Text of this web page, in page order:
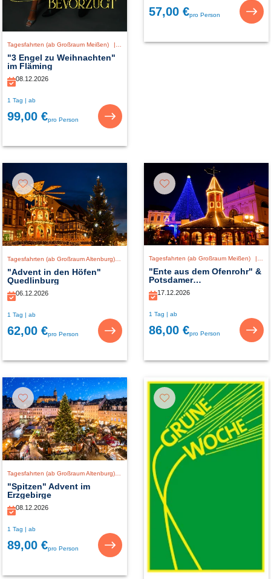
Tagesfahrten (ab Großraum Meißen) | Deutschland
"3 Engel zu Weihnachten"
im Fläming
08.12.2026
1 Tag | ab
99,00 €pro Person
57,00 €pro Person
Deutschland
"Advent in den Höfen"
Quedlinburg
06.12.2026
1 Tag | ab
62,00 €pro Person
Tagesfahrten (ab Großraum Meißen)
"Ente aus dem Ofenrohr" &
Potsdamer
Weihnachtszauber
17.12.2026
1 Tag | ab
86,00 €pro Person
Tagesfahrten (ab Großraum Altenburg)| Deutschland
"Spitzen" Advent im
Erzgebirge
08.12.2026
1 Tag | ab
89,00 €pro Person